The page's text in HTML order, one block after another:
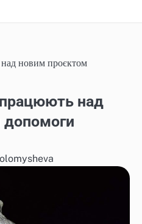
новим проєктом
над